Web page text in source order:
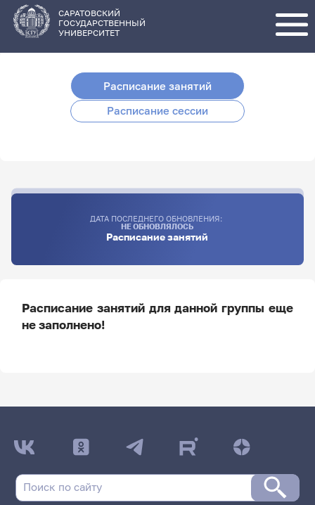
основному
содержанию
САРАТОВСКИЙ
ГОСУДАРСТВЕННЫЙ
УНИВЕРСИТЕТ
Расписание занятий
Расписание сессии
ДАТА ПОСЛЕДНЕГО ОБНОВЛЕНИЯ:
НЕ ОБНОВЛЯЛОСЬ
Расписание занятий
Расписание занятий для данной группы еще
не заполнено!
ДАТА ПОСЛЕДНЕГО ОБНОВЛЕНИЯ:
НЕ ОБНОВЛЯЛОСЬ